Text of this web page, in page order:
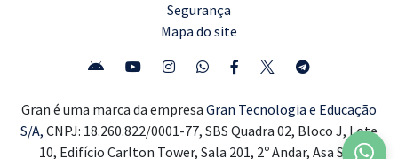
Segurança
Mapa do site
Gran é uma marca da empresa Gran Tecnologia e Educação
S/A, CNPJ: 18.260.822/0001-77, SBS Quadra 02, Bloco J, Lote
10, Edifício Carlton Tower, Sala 201, 2º Andar, Asa Sul,